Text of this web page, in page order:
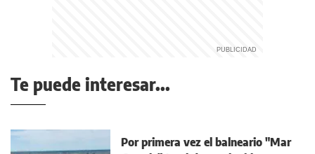
Te puede interesar...
Por primera vez el balneario "Mar